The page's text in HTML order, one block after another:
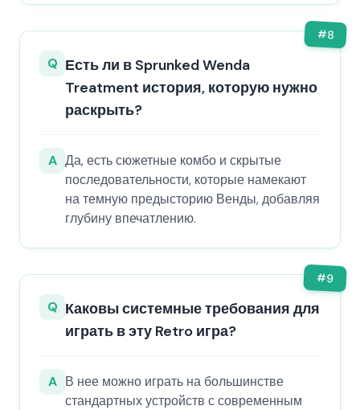
#8
Q Есть ли в Sprunked Wenda
Treatment история, которую нужно
раскрыть?
A Да, есть сюжетные комбо и скрытые
последовательности, которые намекают
на темную предысторию Венды, добавляя
глубину впечатлению.
#9
Q Каковы системные требования для
играть в эту Retro игра?
A В нее можно играть на большинстве
стандартных устройств с современным